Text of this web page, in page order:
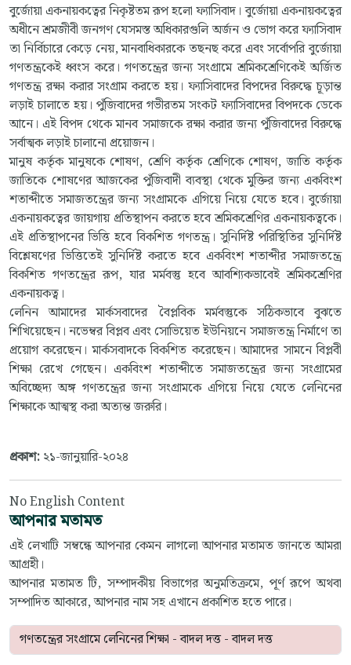
বুর্জোয়া একনায়কত্বের নিকৃষ্টতম রূপ হলো ফ্যাসিবাদ। বুর্জোয়া একনায়কত্বের
অধীনে শ্রমজীবী জনগণ যেসমস্ত অধিকারগুলি অর্জন ও ভোগ করে ফ্যাসিবাদ
তা নির্বিচারে কেড়ে নেয়, মানবাধিকারকে তছনছ করে এবং সর্বোপরি বুর্জোয়া
গণতন্ত্রকেই ধ্বংস করে। গণতন্ত্রের জন্য সংগ্রামে শ্রমিকশ্রেণিকেই অর্জিত
গণতন্ত্র রক্ষা করার সংগ্রাম করতে হয়। ফ্যাসিবাদের বিপদের বিরুদ্ধে চূড়ান্ত
লড়াই চালাতে হয়। পুঁজিবাদের গভীরতম সংকট ফ্যাসিবাদের বিপদকে ডেকে
আনে। এই বিপদ থেকে মানব সমাজকে রক্ষা করার জন্য পুঁজিবাদের বিরুদ্ধে
সর্বাত্মক লড়াই চালানো প্রয়োজন।
মানুষ কর্তৃক মানুষকে শোষণ, শ্রেণি কর্তৃক শ্রেণিকে শোষণ, জাতি কর্তৃক
জাতিকে শোষণের আজকের পুঁজিবাদী ব্যবস্থা থেকে মুক্তির জন্য একবিংশ
শতাব্দীতে সমাজতন্ত্রের জন্য সংগ্রামকে এগিয়ে নিয়ে যেতে হবে। বুর্জোয়া
একনায়কত্বের জায়গায় প্রতিস্থাপন করতে হবে শ্রমিকশ্রেণির একনায়কত্বকে।
এই প্রতিস্থাপনের ভিত্তি হবে বিকশিত গণতন্ত্র। সুনির্দিষ্ট পরিস্থিতির সুনির্দিষ্ট
বিশ্লেষণের ভিত্তিতেই সুনির্দিষ্ট করতে হবে একবিংশ শতাব্দীর সমাজতন্ত্রে
বিকশিত গণতন্ত্রের রূপ, যার মর্মবস্তু হবে আবশ্যিকভাবেই শ্রমিকশ্রেণির
একনায়কত্ব।
লেনিন আমাদের মার্কসবাদের বৈপ্লবিক মর্মবস্তুকে সঠিকভাবে বুঝতে
শিখিয়েছেন। নভেম্বর বিপ্লব এবং সোভিয়েত ইউনিয়নে সমাজতন্ত্র নির্মাণে তা
প্রয়োগ করেছেন। মার্কসবাদকে বিকশিত করেছেন। আমাদের সামনে বিপ্লবী
শিক্ষা রেখে গেছেন। একবিংশ শতাব্দীতে সমাজতন্ত্রের জন্য সংগ্রামের
অবিচ্ছেদ্য অঙ্গ গণতন্ত্রের জন্য সংগ্রামকে এগিয়ে নিয়ে যেতে লেনিনের
শিক্ষাকে আত্মস্থ করা অত্যন্ত জরুরি।
প্রকাশ: ২১-জানুয়ারি-২০২৪
No English Content
আপনার মতামত
এই লেখাটি সম্বন্ধে আপনার কেমন লাগলো আপনার মতামত জানতে আমরা
আগ্রহী।
আপনার মতামত টি, সম্পাদকীয় বিভাগের অনুমতিক্রমে, পূর্ণ রূপে অথবা
সম্পাদিত আকারে, আপনার নাম সহ এখানে প্রকাশিত হতে পারে।